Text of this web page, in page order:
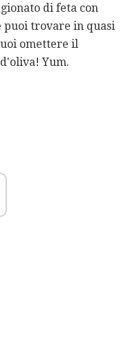
di feta con
puoi trovare in quasi
omettere il
Yum.